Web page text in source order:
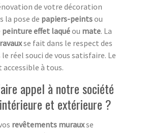
de votre décoration
la pose de papiers-peintsou
peinture effet laquéou mate. La
se fait dans le respect des
réel souci de vous satisfaire. Le
accessible à tous.
appel à notre société
et extérieure ?
revêtements murauxse